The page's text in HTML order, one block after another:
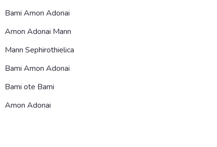
Bami Amon Adonai
Amon Adonai Mann
Mann Sephirothielica
Bami Amon Adonai
Bami ote Bami
Amon Adonai